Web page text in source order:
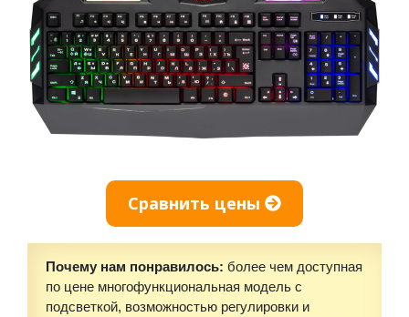
Сравнить цены
Почему нам понравилось: более чем доступная
по цене многофункциональная модель с
подсветкой, возможностью регулировки и